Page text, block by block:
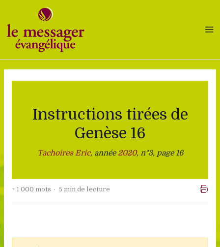
contenu
Instructions tirées de
Genèse 16
Tachoires Eric, année 2020, n°3, page 16
~ 1 000 mots · 5 min de lecture